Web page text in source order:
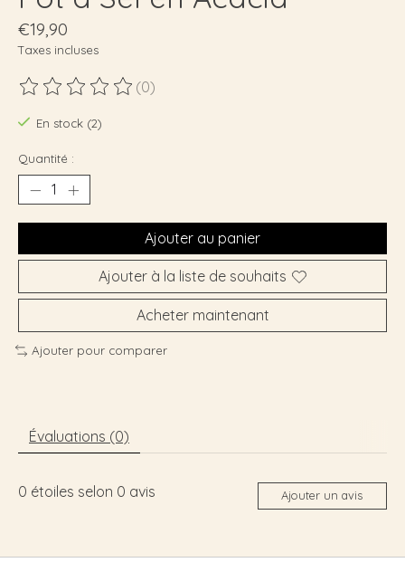
€19,90
Taxes incluses
Ce produit est évalué à
(0)
En stock (2)
Quantité :
Ajouter au panier
Ajouter à la liste de souhaits
Acheter maintenant
Ajouter pour comparer
Évaluations (0)
0 étoiles selon 0 avis Ajouter un avis